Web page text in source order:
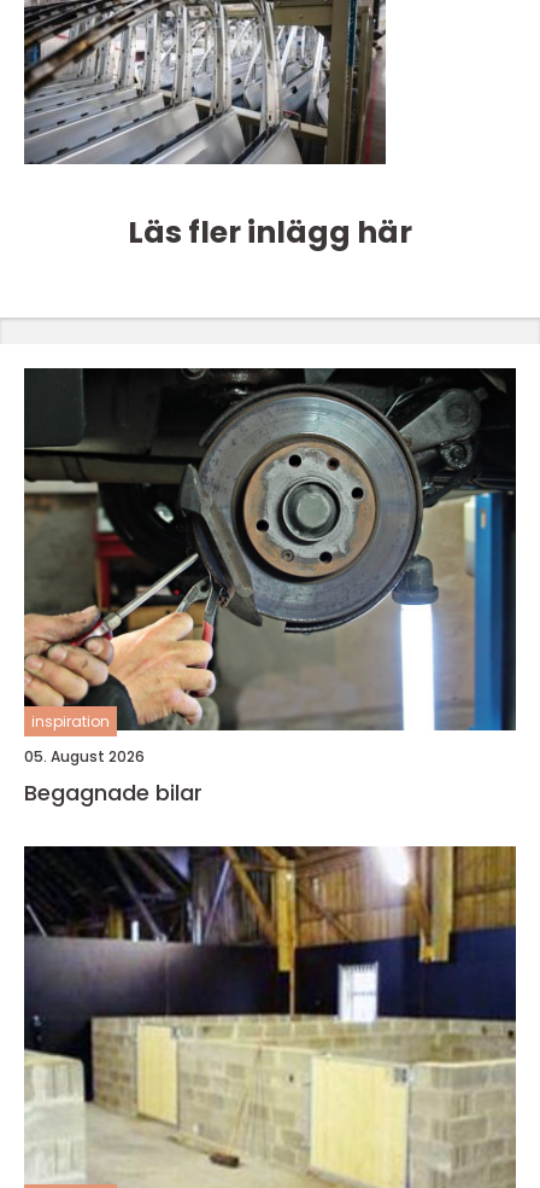
Läs fler inlägg här
inspiration
05. August 2026
Begagnade bilar